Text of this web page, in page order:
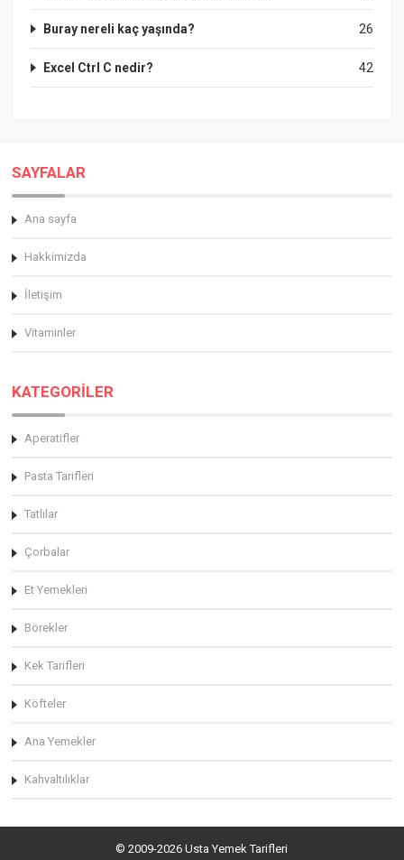
26
Buray nereli kaç yaşında?
42
Excel Ctrl C nedir?
SAYFALAR
Ana sayfa
Hakkimizda
İletişim
Vitaminler
KATEGORİLER
Aperatifler
Pasta Tarifleri
Tatlılar
Çorbalar
Et Yemekleri
Börekler
Kek Tarifleri
Köfteler
Ana Yemekler
Kahvaltılıklar
© 2009-2026 Usta Yemek Tarifleri